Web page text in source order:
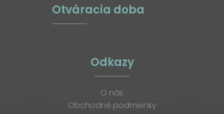
Otváracia doba
Odkazy
O nás
Obchodné podmienky